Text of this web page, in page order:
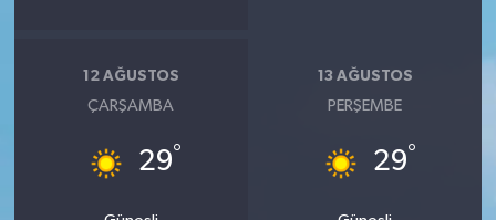
12 AĞUSTOS
ÇARŞAMBA
29°
13 AĞUSTOS
PERŞEMBE
29°